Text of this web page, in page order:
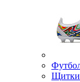
Щитки